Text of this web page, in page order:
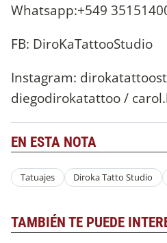
Whatsapp:+549
FB: DiroKaTattooStudio
Instagram:
diegodirokatattoo /
EN ESTA NOTA
Tatuajes Diroka Tatto Studio
TAMBIÉN TE PUEDE